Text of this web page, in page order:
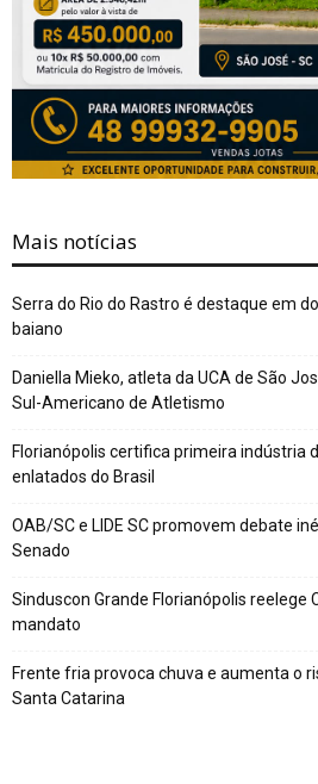
Mais notícias
Serra do Rio do Rastro é destaque em
baiano
Daniella Mieko, atleta da UCA de São
Sul-Americano de Atletismo
Florianópolis certifica primeira indústria
enlatados do Brasil
OAB/SC e LIDE SC promovem debate
Senado
Sinduscon Grande Florianópolis reelege
mandato
Frente fria provoca chuva e aumenta o
Santa Catarina